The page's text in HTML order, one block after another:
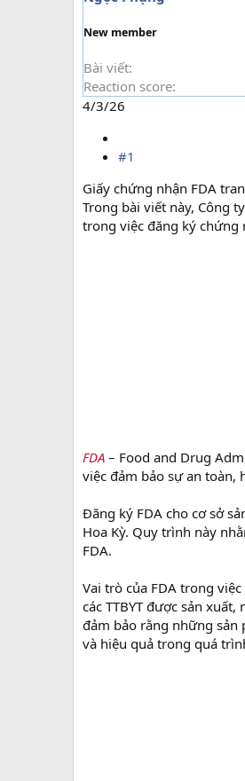
e
New member
Bài viết
Reaction score
4/3/26
#1
Giấy chứng nhận FDA
Trong bài viết này, Công
trong việc đăng ký chứng
FDA – Food and Drug
việc đảm bảo sự an toàn,
Đăng ký FDA cho cơ sở
Hoa Kỳ. Quy trình này
FDA.
Vai trò của FDA trong
các TTBYT được sản
đảm bảo rằng những sản
và hiệu quả trong quá